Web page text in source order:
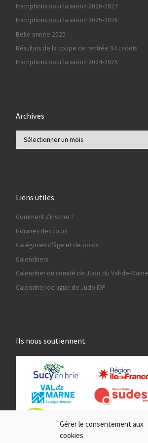
Gérer le consentement aux
cookies
Inscriptions pour la saison 2026-2027
Inscriptions pour la saison 2025-2026
Belle année 2025
Résultats de la coupe de rentrée 94 cadets
Inscriptions pour la saison 2024-2025
Archives
Liens utiles
Comment s’inscrire ?
Horaires des cours
Catégories d’âge et de poids
Calendriers
Calendrier du comité de Judo du Val-de-Marne
Calendrier de ligue de Judo IDF
Ils nous soutiennent